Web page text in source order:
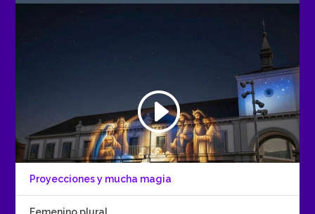
Proyecciones y mucha magia